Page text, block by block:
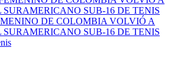
DE COLOMBIA VOLVIÓ A
SUB-16 DE TENIS